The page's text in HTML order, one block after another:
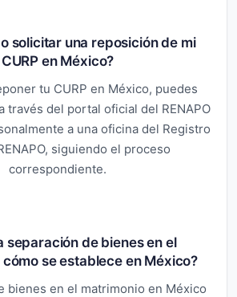
solicitar una reposición de mi
CURP en México?
tu CURP en México, puedes
través del portal oficial del RENAPO
a una oficina del Registro
siguiendo el proceso
correspondiente.
separación de bienes en el
se establece en México?
bienes en el matrimonio en México